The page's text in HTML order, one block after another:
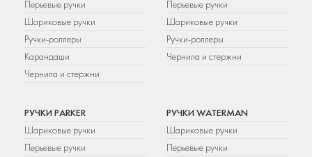
Перьевые ручки
Шариковые ручки
Ручки-роллеры
Карандаши
Чернила и стержни
Перьевые ручки
Шариковые ручки
Ручки-роллеры
Чернила и стержни
РУЧКИ PARKER
Шариковые ручки
Перьевые ручки
РУЧКИ WATERMAN
Шариковые ручки
Перьевые ручки